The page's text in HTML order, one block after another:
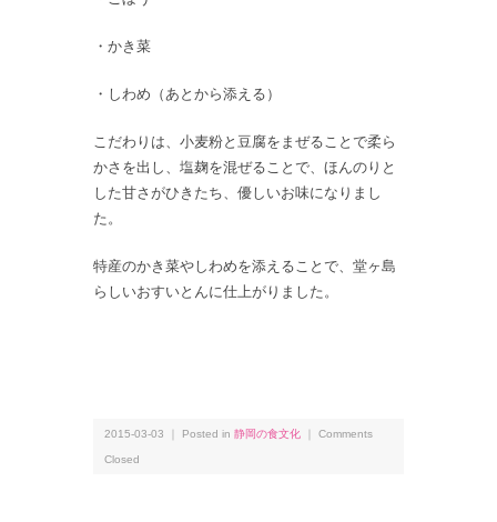
・かき菜
・しわめ（あとから添える）
こだわりは、小麦粉と豆腐をまぜることで柔ら
かさを出し、塩麹を混ぜることで、ほんのりと
した甘さがひきたち、優しいお味になりまし
た。
特産のかき菜やしわめを添えることで、堂ヶ島
らしいおすいとんに仕上がりました。
2015-03-03 ｜ Posted in 静岡の食文化 Comments
Closed